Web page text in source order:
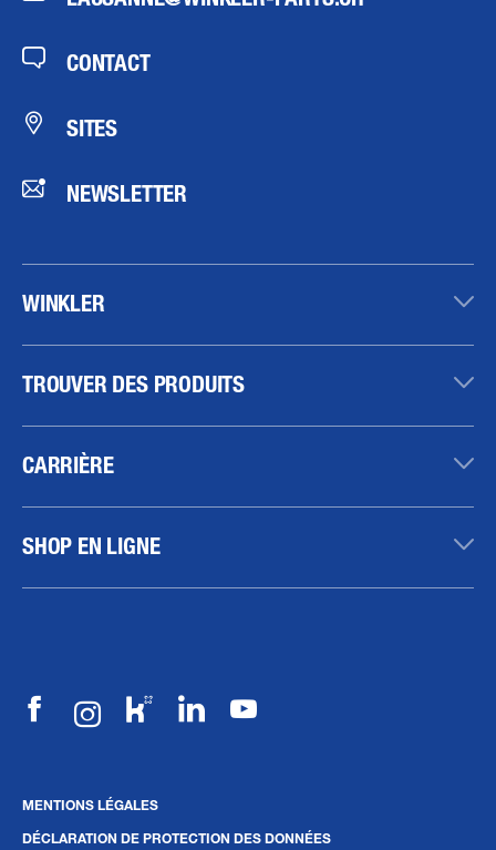
CONTACT
SITES
NEWSLETTER
WINKLER
TROUVER DES PRODUITS
CARRIÈRE
SHOP EN LIGNE
MENTIONS LÉGALES
DÉCLARATION DE PROTECTION DES DONNÉES